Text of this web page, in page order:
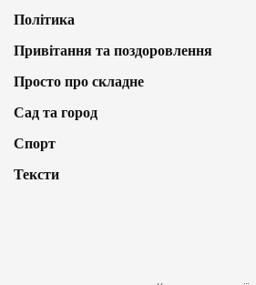
Політика
Привітання та поздоровлення
Просто про складне
Сад та город
Спорт
Тексти